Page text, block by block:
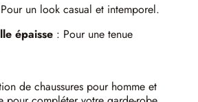
un look casual et intemporel.
épaisse : Pour une tenue
de chaussures pour homme et